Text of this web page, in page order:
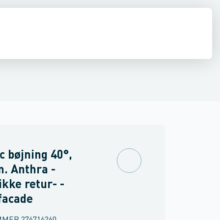
bøjning 40°,
Anthra -
ikke retur- -